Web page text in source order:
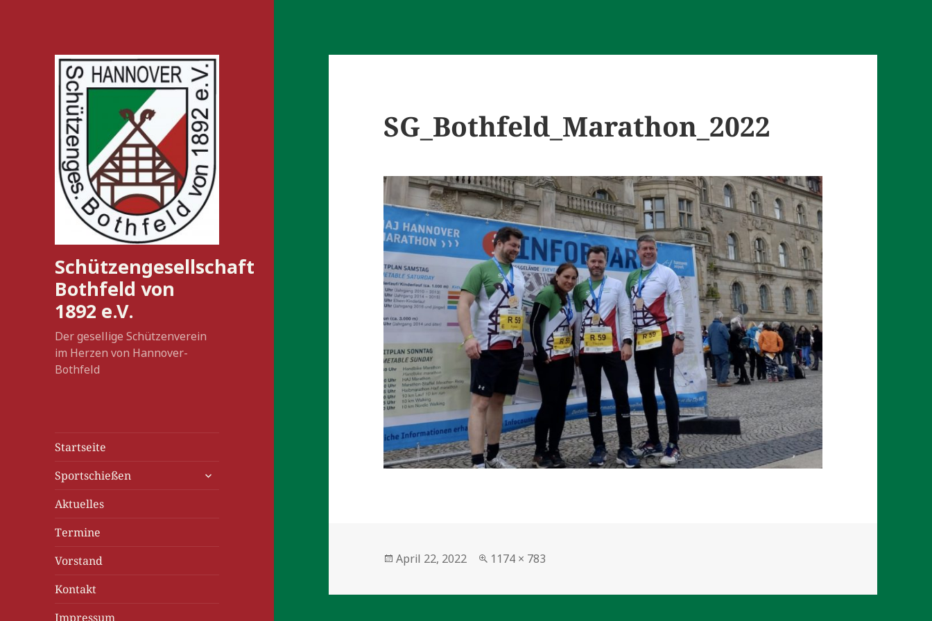
Schützengesellschaft
Bothfeld von
1892 e.V.
Der gesellige Schützenverein
im Herzen von Hannover-
Bothfeld
Startseite
Sportschießen
untermenü
Aktuelles
Termine
Vorstand
Kontakt
Impressum
SG_Bothfeld_Marathon_2022
Veröffentlicht
April 22, 2022
Volle
1174 × 783